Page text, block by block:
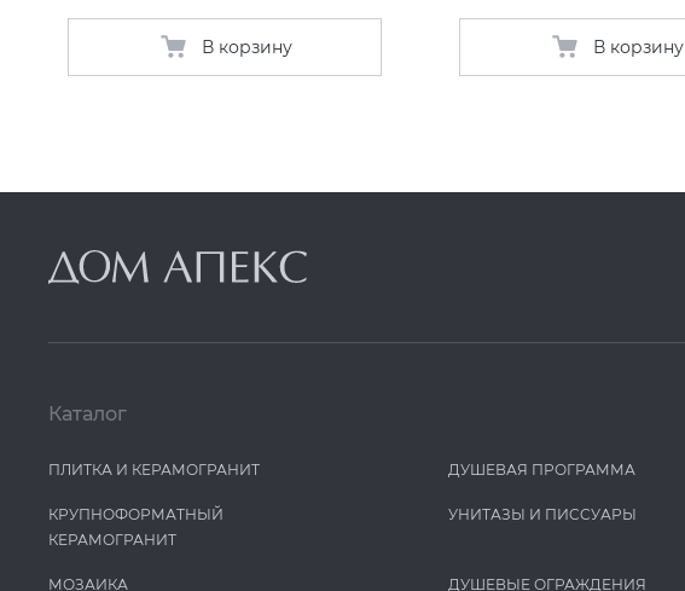
В корзину В корзину
Каталог
ПЛИТКА И КЕРАМОГРАНИТ
КРУПНОФОРМАТНЫЙ
КЕРАМОГРАНИТ
МОЗАИКА
ДУШЕВАЯ ПРОГРАММА
УНИТАЗЫ И ПИCCУАРЫ
ДУШЕВЫЕ ОГРАЖДЕНИЯ